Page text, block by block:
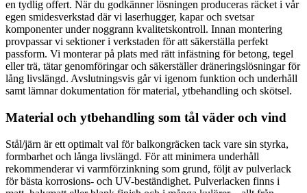
en tydlig offert. När du godkänner lösningen produceras räcket i vår
egen smidesverkstad där vi laserhugger, kapar och svetsar
komponenter under noggrann kvalitetskontroll. Innan montering
provpassar vi sektioner i verkstaden för att säkerställa perfekt
passform. Vi monterar på plats med rätt infästning för betong, tegel
eller trä, tätar genomföringar och säkerställer dräneringslösningar för
lång livslängd. Avslutningsvis går vi igenom funktion och underhåll
samt lämnar dokumentation för material, ytbehandling och skötsel.
Material och ytbehandling som tål väder och vind
Stål/järn är ett optimalt val för balkongräcken tack vare sin styrka,
formbarhet och långa livslängd. För att minimera underhåll
rekommenderar vi varmförzinkning som grund, följt av pulverlack
för bästa korrosions- och UV-beständighet. Pulverlacken finns i